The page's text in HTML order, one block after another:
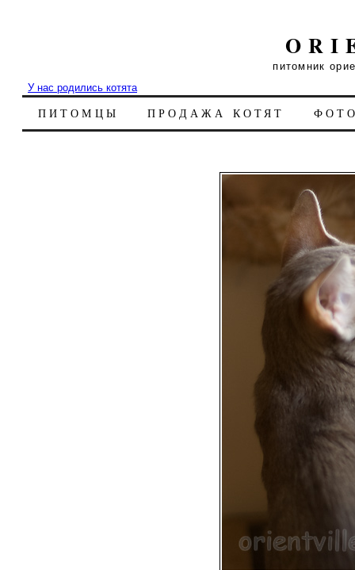
питомник
У нас родились котята
ПИТОМЦЫ ПРОДАЖА КОТЯТ